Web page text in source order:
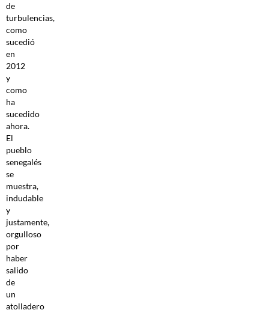
de
turbulencias,
como
sucedió
en
2012
y
como
ha
sucedido
ahora.
El
pueblo
senegalés
se
muestra,
indudable
y
justamente,
orgulloso
por
haber
salido
de
un
atolladero